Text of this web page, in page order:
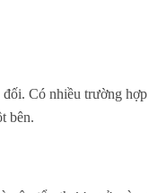
Có nhiều trường hợp
bên.